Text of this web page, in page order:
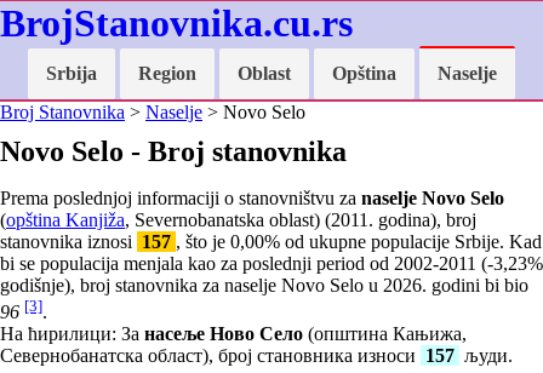
BrojStanovnika.cu.rs
Srbija Region Oblast Opština
Naselje
Broj Stanovnika > Naselje > Novo Selo
Novo Selo - Broj stanovnika
Prema poslednjoj informaciji o stanovništvu za naselje Novo Selo
(opština Kanjiža, Severnobanatska oblast) (2011. godina), broj
stanovnika iznosi 157 , što je 0,00% od ukupne populacije Srbije. Kad
bi se populacija menjala kao za poslednji period od 2002-2011 (-3,23%
godišnje), broj stanovnika za naselje Novo Selo u 2026. godini bi bio
96 [3].
На ћирилици: За насеље Ново Село (општина Кањижа,
Севернобанатска област), број становника износи 157 људи.